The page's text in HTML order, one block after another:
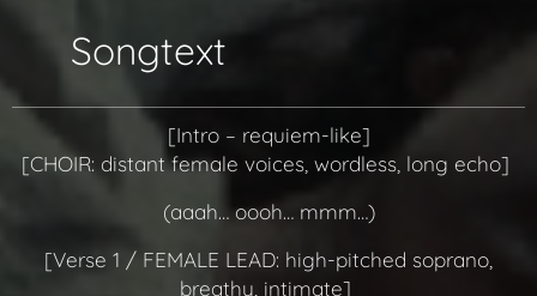
📖 Songtext
[Intro – requiem-like]
[CHOIR: distant female voices, wordless, long echo]
(aaah… oooh… mmm…)
[Verse 1 / FEMALE LEAD: high-pitched soprano,
breathy, intimate]